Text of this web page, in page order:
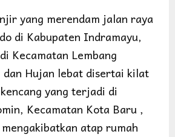
yang merendam jalan raya
di Kabupaten Indramayu,
Kecamatan Lembang
dan Hujan lebat disertai kilat
yang terjadi di
Kecamatan Kota Baru ,
atap rumah